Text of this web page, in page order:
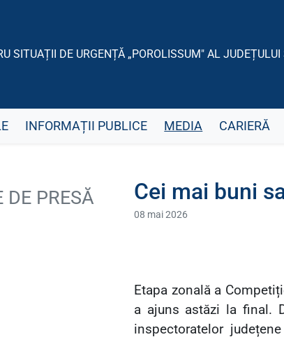
INFORMAȚII PUBLICE MEDIA CARIERĂ
DE PRESĂ Cei mai buni
08 mai 2026
Etapa zonală a
a ajuns astăzi la final.
inspectoratelor